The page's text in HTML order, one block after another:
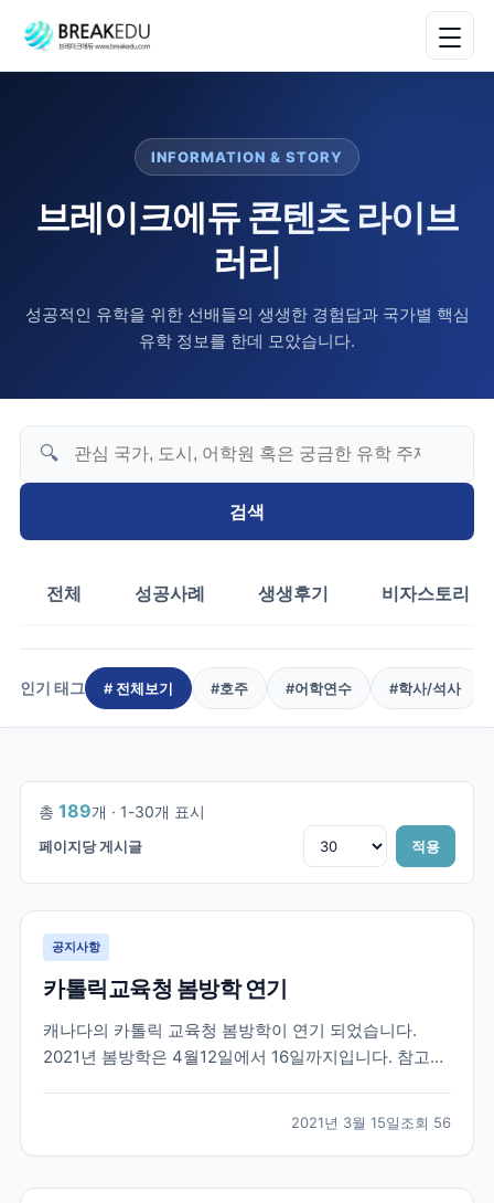
INFORMATION & STORY
브레이크에듀 콘텐츠 라이브
러리
성공적인 유학을 위한 선배들의 생생한 경험담과 국가별 핵심
유학 정보를 한데 모았습니다.
🔍
검색
전체 성공사례 생생후기 비자스토리
인기 태그 # 전체보기 #호주 #어학연수 #학사/석사
총 189개 · 1-30개 표시
페이지당 게시글 적용
1/7
공지사항
카톨릭교육청 봄방학 연기
캐나다의 카톨릭 교육청 봄방학이 연기 되었습니다.
2021년 봄방학은 4월12일에서 16일까지입니다. 참고부
2021년 3월 15일조회 56